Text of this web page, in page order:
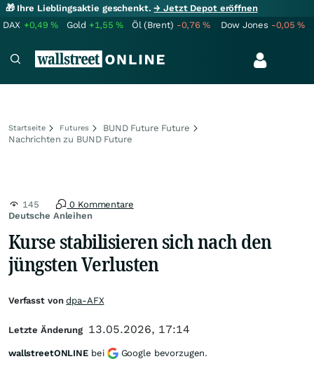
🎁 Ihre Lieblingsaktie geschenkt.→ Jetzt Depot eröffnen
DAX +0,49% Gold +1,55% Öl (Brent) -0,76% Dow Jones -0,05%
Startseite Futures
BUND Future Future
Nachrichten zu BUND Future
Deutsche Anleihen
145 0 Kommentare
Kurse stabilisieren sich nach den
jüngsten Verlusten
Verfasst vondpa-AFX
Letzte Änderung 13.05.2026, 17:14
wallstreetONLINE bei Google bevorzugen.